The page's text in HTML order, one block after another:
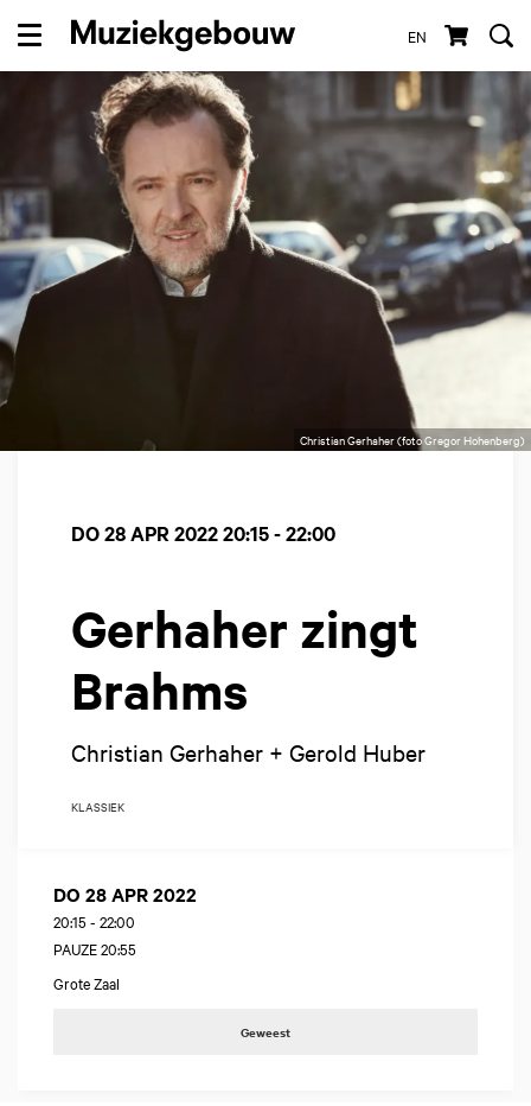
EN
Menu
Christian Gerhaher (foto Gregor Hohenberg)
Gerhaher zingt
Brahms
Christian Gerhaher + Gerold Huber
DO 28 APR 202220:15 - 22:00
KLASSIEK
DO 28 APR 2022
20:15 - 22:00
PAUZE 20:55
Grote Zaal
Geweest